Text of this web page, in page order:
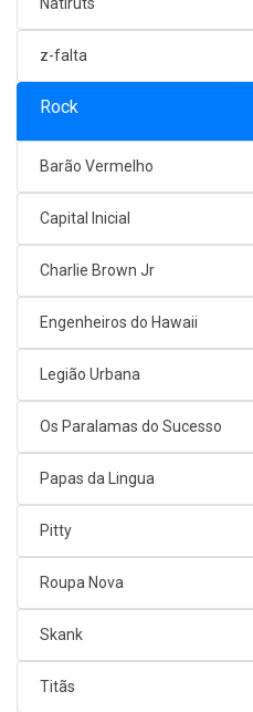
z-falta
Rock
Barão Vermelho
Capital Inicial
Charlie Brown Jr
Engenheiros do Hawaii
Legião Urbana
Os Paralamas do Sucesso
Papas da Lingua
Pitty
Roupa Nova
Skank
Titãs